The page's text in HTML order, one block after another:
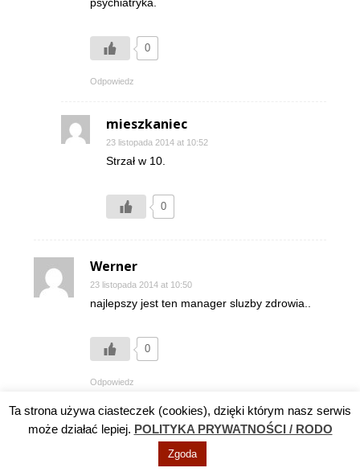
psychiatryka.
0
Odpowiedz
mieszkaniec
23 listopada 2014 at 10:52
Strzał w 10.
0
Werner
23 listopada 2014 at 10:50
najlepszy jest ten manager sluzby zdrowia..
0
Odpowiedz
Stary
25 listopada 2014 at 11:45
Piszecie, moi drodzy, o różnych bolączkach,
Ta strona używa ciasteczek (cookies), dzięki którym nasz serwis
może działać lepiej. POLITYKA PRYWATNOŚCI / RODO
Zgoda